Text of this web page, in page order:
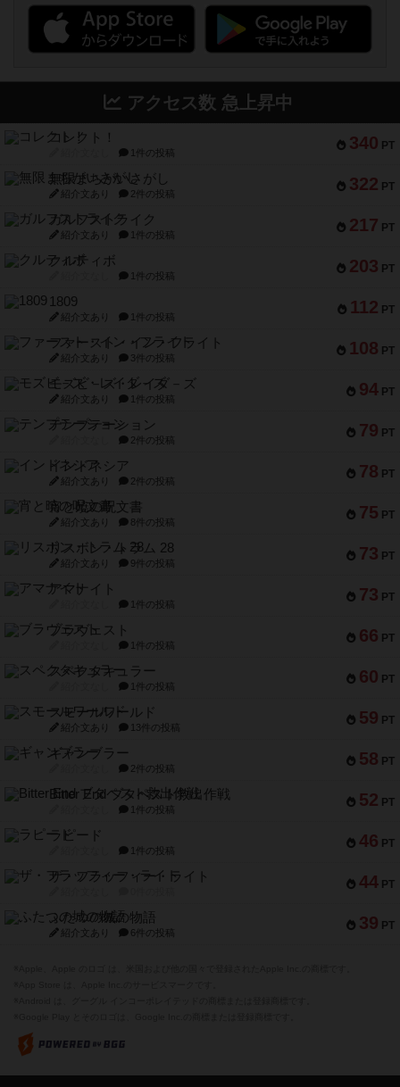
アクセス数 急上昇中
340 PT
コレクト！
1件の投稿
322 PT
無限まちがいさがし
紹介文あり 2件の投稿
217 PT
ガルフストライク
紹介文あり 1件の投稿
203 PT
クルティボ
1件の投稿
112 PT
1809
紹介文あり 1件の投稿
108 PT
ファースト・イン・フライト
紹介文あり 3件の投稿
94 PT
モズビ－ズ・レイダ－ズ
紹介文あり 1件の投稿
79 PT
テンプテーション
2件の投稿
78 PT
インドネシア
紹介文あり 2件の投稿
75 PT
宵と暁の呪文書
紹介文あり 8件の投稿
73 PT
リスボン・トラム 28
紹介文あり 9件の投稿
73 PT
アマナイト
1件の投稿
66 PT
ブラヴェスト
1件の投稿
60 PT
スペクタキュラー
1件の投稿
59 PT
スモールワールド
紹介文あり 13件の投稿
58 PT
ギャンブラー
2件の投稿
52 PT
Bitter End ブタペスト救出作戦
1件の投稿
46 PT
ラピード
1件の投稿
44 PT
ザ・フラッフィー・ライト
39 PT
ふたつの城の物語
紹介文あり 6件の投稿